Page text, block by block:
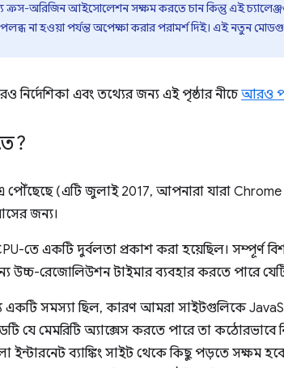
ক্রস-অরিজিন আইসোলেশন সক্ষম করতে চান কিন্তু এই
না হওয়া পর্যন্ত অপেক্ষা করার পরামর্শ দিই। এই নতুন
এবং তথ্যের জন্য এই পৃষ্ঠার নীচেআরও
(এটি জুলাই 2017, আপনারা যারা Chrome
জন্য।
তে একটি দুর্বলতা প্রকাশ করা হয়েছিল। সম্পূর্ণ
রেজোলিউশন টাইমার ব্যবহার করতে পারে
একটি সমস্যা ছিল, কারণ আমরা সাইটগুলিকে
যে মেমরিটি অ্যাক্সেস করতে পারে তা কঠোরভাবে
ব্যাঙ্কিং সাইট থেকে কিছু পড়তে সক্ষম